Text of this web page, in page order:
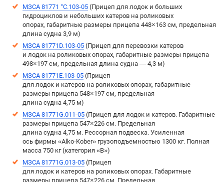
МЗСА 81771 °C.103-05 (Прицеп для лодок и больших
гидроциклов и небольших катеров на роликовых
опорах, габаритные размеры прицепа 448×163 см, предельная
длина судна 3,9 м)
МЗСА 81771D.103-05 (Прицеп для перевозки катеров
и лодок на роликовых опорах, габаритные размеры прицепа
498×197 см, предельная длина судна — 4,3 м)
МЗСА 81771Е.103-05 (Прицеп
для лодок и катеров на роликовых опорах, габаритные
размеры прицепа 548×197 см, предельная
длина судна 4,75 м)
МЗСА 81771G.011-05 (Прицеп для лодок и катеров. Габаритные
размеры прицепа 547×226 см. Предельная
длина судна 4,75 м. Рессорная подвеска. Усиленная
ось фирмы «Alko-Kober» грузоподъемностью 1300 кг. Полная
масса 750 кг (категория «B»)
МЗСА 81771G.013-05 (Прицеп
для лодок и катеров на роликовых опорах. Габаритные
размеры прицепа 547×226 см. Предельная